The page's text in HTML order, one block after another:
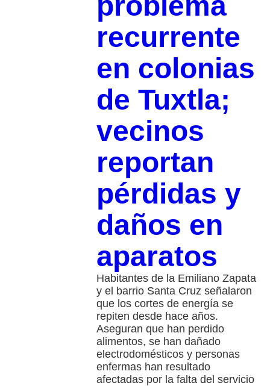
recurrente
en colonias
de Tuxtla;
vecinos
reportan
pérdidas y
daños en
aparatos
Habitantes de la Emiliano Zapata
y el barrio Santa Cruz señalaron
que los cortes de energía se
repiten desde hace años.
Aseguran que han perdido
alimentos, se han dañado
electrodomésticos y personas
enfermas han resultado
afectadas por la falta del servicio